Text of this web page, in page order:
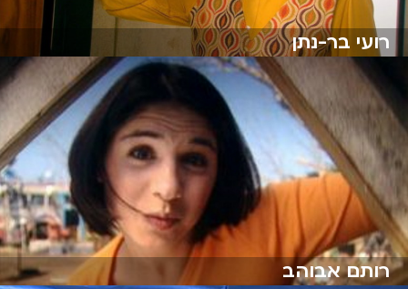
רועי בר-נתן
רותם אבוהב